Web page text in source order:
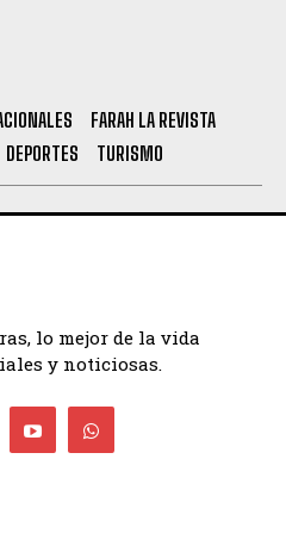
FARAH LA REVISTA
DEPORTES TURISMO
lo mejor de la vida
y noticiosas.